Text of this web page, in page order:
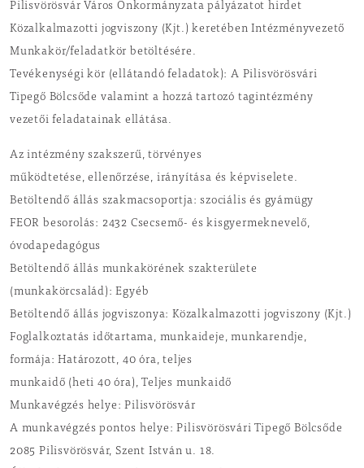
Pilisvörösvár Város Önkormányzata pályázatot hirdet
Közalkalmazotti jogviszony (Kjt.) keretében Intézményvezető
Munkakör/feladatkör betöltésére.
Tevékenységi kör (ellátandó feladatok): A Pilisvörösvári
Tipegő Bölcsőde valamint a hozzá tartozó tagintézmény
vezetői feladatainak ellátása.
Az intézmény szakszerű, törvényes
működtetése, ellenőrzése, irányítása és képviselete.
Betöltendő állás szakmacsoportja: szociális és gyámügy
FEOR besorolás: 2432 Csecsemő- és kisgyermeknevelő,
óvodapedagógus
Betöltendő állás munkakörének szakterülete
(munkakörcsalád): Egyéb
Betöltendő állás jogviszonya: Közalkalmazotti jogviszony (Kjt.)
Foglalkoztatás időtartama, munkaideje, munkarendje,
formája: Határozott, 40 óra, teljes
munkaidő (heti 40 óra), Teljes munkaidő
Munkavégzés helye: Pilisvörösvár
A munkavégzés pontos helye: Pilisvörösvári Tipegő Bölcsőde
2085 Pilisvörösvár, Szent István u. 18.